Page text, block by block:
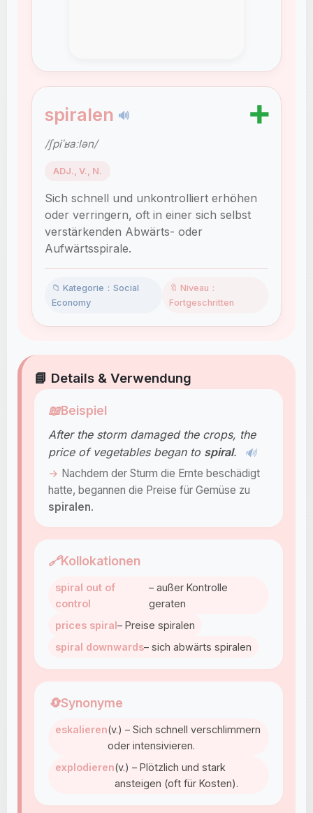
spiralen 🔊 ➕
/ʃpiˈʁaːlən/
ADJ., V., N.
Sich schnell und unkontrolliert erhöhen
oder verringern, oft in einer sich selbst
verstärkenden Abwärts- oder
Aufwärtsspirale.
📁 Kategorie：Social
Economy
🔖 Niveau：
Fortgeschritten
📘 Details & Verwendung
📖Beispiel
After the storm damaged the crops, the
price of vegetables began to spiral. 🔊
Nachdem der Sturm die Ernte beschädigt
hatte, begannen die Preise für Gemüse zu
spiralen.
🔗Kollokationen
spiral out of
control
– außer Kontrolle
geraten
prices spiral– Preise spiralen
spiral downwards– sich abwärts spiralen
🔄Synonyme
eskalieren(v.) – Sich schnell verschlimmern
oder intensivieren.
explodieren(v.) – Plötzlich und stark
ansteigen (oft für Kosten).